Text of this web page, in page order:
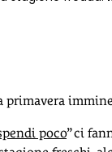
primavera
poco” ci